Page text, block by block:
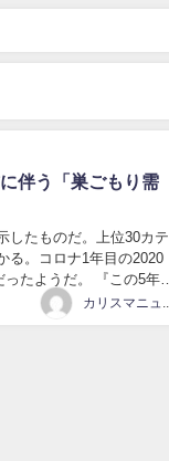
伴う「巣ごもり需
したものだ。上位30カテ
る。コロナ1年目の2020
たようだ。 『この5年で